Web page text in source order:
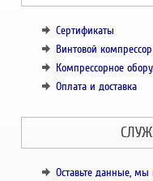
Сертификаты
Винтовой компрессор
Компрессорное
Оплата и доставка
Оставьте данные,